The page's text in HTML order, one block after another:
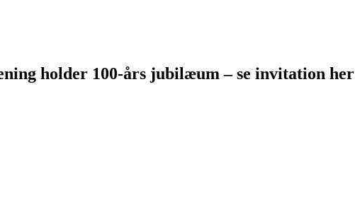
holder 100-års jubilæum – se invitation her